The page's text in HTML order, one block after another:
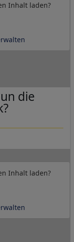
Inhalt laden?
die
Inhalt laden?